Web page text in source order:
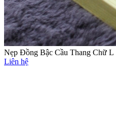
Nẹp Đồng Bậc Cầu Thang Chữ L
Liên hệ